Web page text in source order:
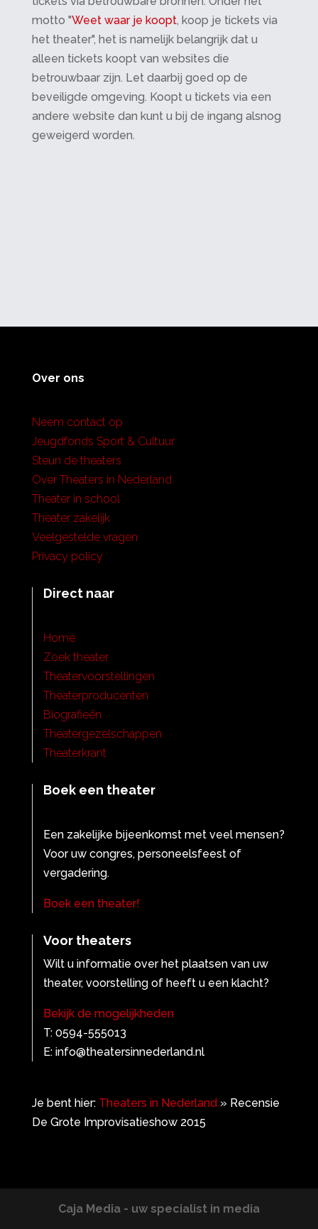
motto "Weet waar je koopt, koop je tickets via
het theater", het is namelijk belangrijk dat u
alleen tickets koopt van websites die
betrouwbaar zijn. Let daarbij goed op de
beveiligde omgeving. Koopt u tickets via een
andere website dan kunt u bij de ingang alsnog
geweigerd worden.
Over ons
Neem contact op
Jeugdfonds Sport & Cultuur
Steun de theaters
Over Theaters in Nederland
Theater in school
Theater zakelijk
Veelgestelde vragen
Privacy policy
Direct naar
Home
Zoek theater
Theatervoorstellingen
Theaterproducenten
Biografieën
Theatergezelschappen
Theaterkrant
Boek een theater
Een zakelijke bijeenkomst met veel mensen?
Voor uw congres, personeelsfeest of
vergadering.
Boek een theater!
Voor theaters
Wilt u informatie over het plaatsen van uw
theater, voorstelling of heeft u een klacht?
Bekijk de mogelijkheden
T: 0594-555013
E: info@theatersinnederland.nl
Je bent hier: Theaters in Nederland» Recensie
De Grote Improvisatieshow 2015
Caja Media - uw specialist in media